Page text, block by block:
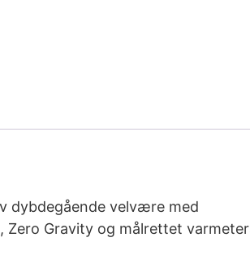
dybdegående velvære med
Zero Gravity og målrettet